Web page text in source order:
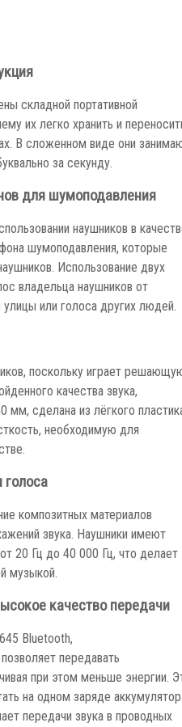
складной портативной
их легко хранить и
В сложенном виде они
за секунду.
для шумоподавления
наушников в
шумоподавления, которые
Использование двух
владельца наушников от
или голоса других людей.
поскольку играет
качества звука,
сделана из лёгкого
необходимую для
композитных материалов
звука. Наушники имеют
20 Гц до 40 000 Гц, что делает
музыкой.
качество передачи
Bluetooth,
передавать
при этом меньше энергии.
на одном заряде
передачи звука в проводных